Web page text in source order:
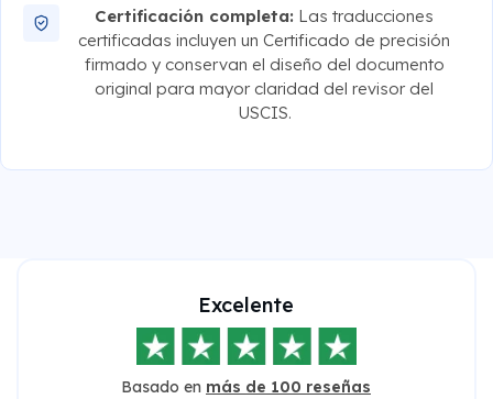
Certificación completa: Las traducciones
certificadas incluyen un Certificado de precisión
firmado y conservan el diseño del documento
original para mayor claridad del revisor del
USCIS.
Excelente
Basado en más de 100 reseñas